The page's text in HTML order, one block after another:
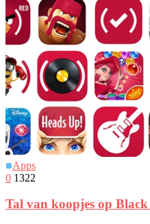
■Apps
0 1322
Tal van koopjes op